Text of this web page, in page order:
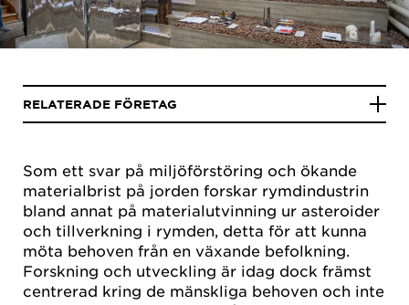
Som ett svar på miljöförstöring och ökande
materialbrist på jorden forskar rymdindustrin
bland annat på materialutvinning ur asteroider
och tillverkning i rymden, detta för att kunna
möta behoven från en växande befolkning.
Forskning och utveckling är idag dock främst
centrerad kring de mänskliga behoven och inte
RELATERADE FÖRETAG